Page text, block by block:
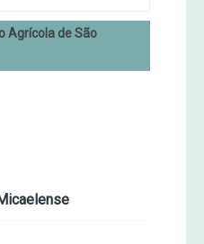
Agrícola de São